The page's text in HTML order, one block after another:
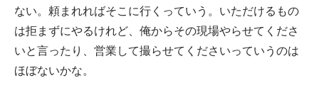
ない。頼まれればそこに行くっていう。いただけるもの
は拒まずにやるけれど、俺からその現場やらせてくださ
いと言ったり、営業して撮らせてくださいっていうのは
ほぼないかな。